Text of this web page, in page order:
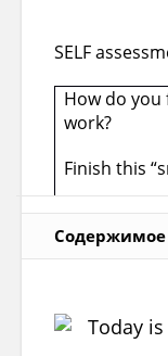
словесный
поисковый
контроля
SELF
How do
work?
Finish this
Содержимое